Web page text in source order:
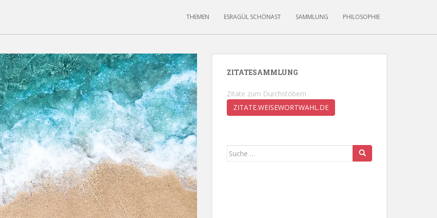
THEMEN ESRAGÜL SCHÖNAST SAMMLUNG PHILOSOPHIE
ZITATESAMMLUNG
Zitate zum Durchstöbern
ZITATE.WEISEWORTWAHL.DE
Suche